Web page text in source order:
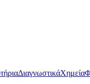
ΔιαγνωστικάΧημεία